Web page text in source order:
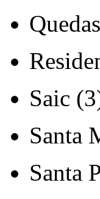
Saic
Santa
Santa